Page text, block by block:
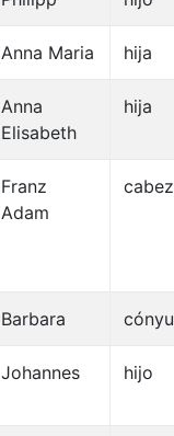
Anna Maria hija
Anna
Elisabeth
hija
Franz
Adam
Barbara
Johannes hijo